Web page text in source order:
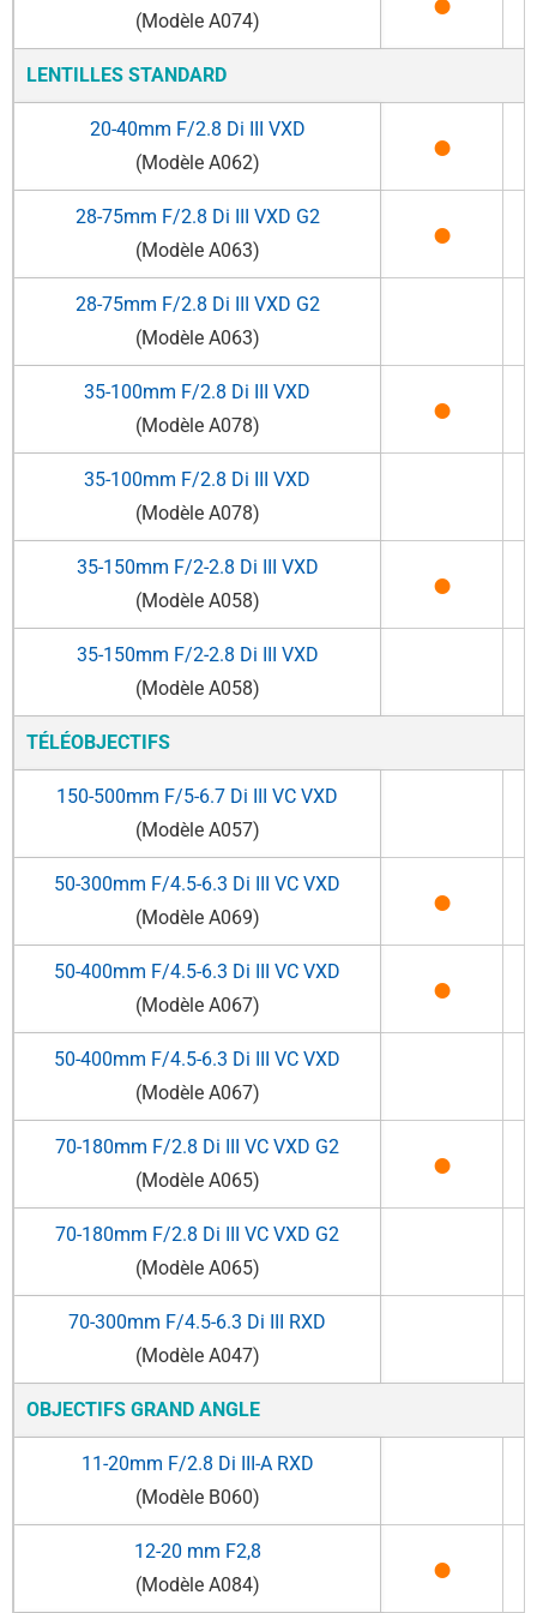
(Modèle A074)
LENTILLES STANDARD
20-40mm F/2.8 Di III VXD
(Modèle A062)
●
28-75mm F/2.8 Di III VXD G2
(Modèle A063)
●
28-75mm F/2.8 Di III VXD G2
(Modèle A063)
35-100mm F/2.8 Di III VXD
(Modèle A078)
●
35-100mm F/2.8 Di III VXD
(Modèle A078)
35-150mm F/2-2.8 Di III VXD
(Modèle A058)
●
35-150mm F/2-2.8 Di III VXD
(Modèle A058)
TÉLÉOBJECTIFS
150-500mm F/5-6.7 Di III VC VXD
(Modèle A057)
50-300mm F/4.5-6.3 Di III VC VXD
(Modèle A069)
●
50-400mm F/4.5-6.3 Di III VC VXD
(Modèle A067)
●
50-400mm F/4.5-6.3 Di III VC VXD
(Modèle A067)
70-180mm F/2.8 Di III VC VXD G2
(Modèle A065)
●
70-180mm F/2.8 Di III VC VXD G2
(Modèle A065)
70-300mm F/4.5-6.3 Di III RXD
(Modèle A047)
OBJECTIFS GRAND ANGLE
11-20mm F/2.8 Di III-ARXD
(Modèle B060)
12-20 mm F2,8
(Modèle A084)
●